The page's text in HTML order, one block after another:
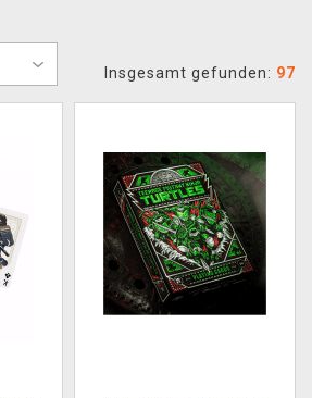
Insgesamt gefunden: 97